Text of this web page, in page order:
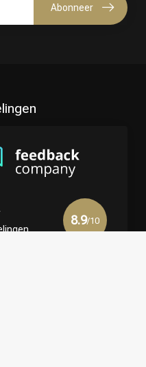
Abonneer
8.9/10